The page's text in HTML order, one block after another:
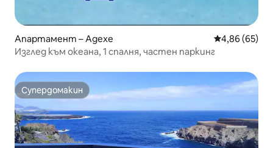
Апартамент – Адехе Средна
4,86 (65)
Изглед към океана, 1 спалня, частен паркинг
Супердомакин
Супердомакин